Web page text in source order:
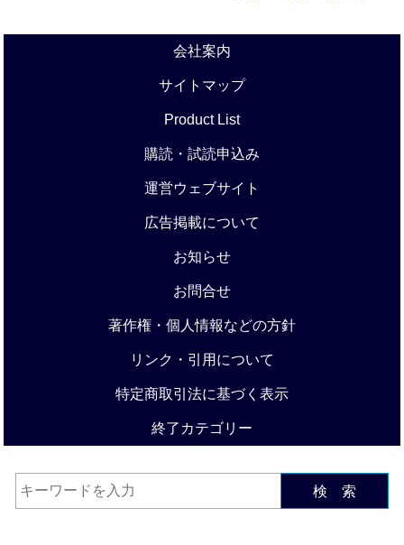
会社案内
サイトマップ
Product List
購読・試読申込み
運営ウェブサイト
広告掲載について
お知らせ
お問合せ
著作権・個人情報などの方針
リンク・引用について
特定商取引法に基づく表示
終了カテゴリー
検 索